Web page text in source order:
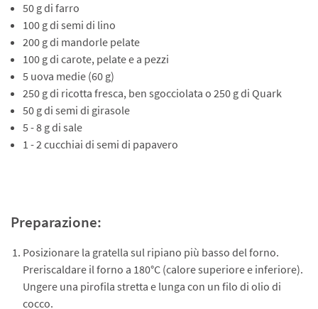
50 g di farro
100 g di semi di lino
200 g di mandorle pelate
100 g di carote, pelate e a pezzi
5 uova medie (60 g)
250 g di ricotta fresca, ben sgocciolata o 250 g di Quark
50 g di semi di girasole
5 - 8 g di sale
1 - 2 cucchiai di semi di papavero
Preparazione:
Posizionare la gratella sul ripiano più basso del forno.
Preriscaldare il forno a 180°C (calore superiore e inferiore).
Ungere una pirofila stretta e lunga con un filo di olio di
cocco.